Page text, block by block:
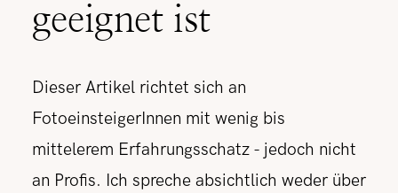
geeignet ist
Dieser Artikel richtet sich an
FotoeinsteigerInnen mit wenig bis
mittelerem Erfahrungsschatz - jedoch nicht
an Profis. Ich spreche absichtlich weder über